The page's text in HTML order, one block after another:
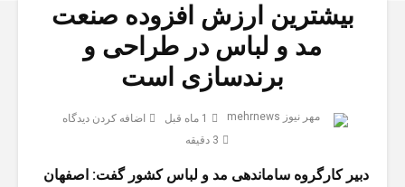
بیشترین ارزش افزوده صنعت
مد و لباس در طراحی و
برندسازی است
مهر نیوز mehrnews 1 ماه قبل
اضافه کردن دیدگاه
3 دقیقه
دبیر کارگروه ساماندهی مد و لباس کشور گفت: اصفهان